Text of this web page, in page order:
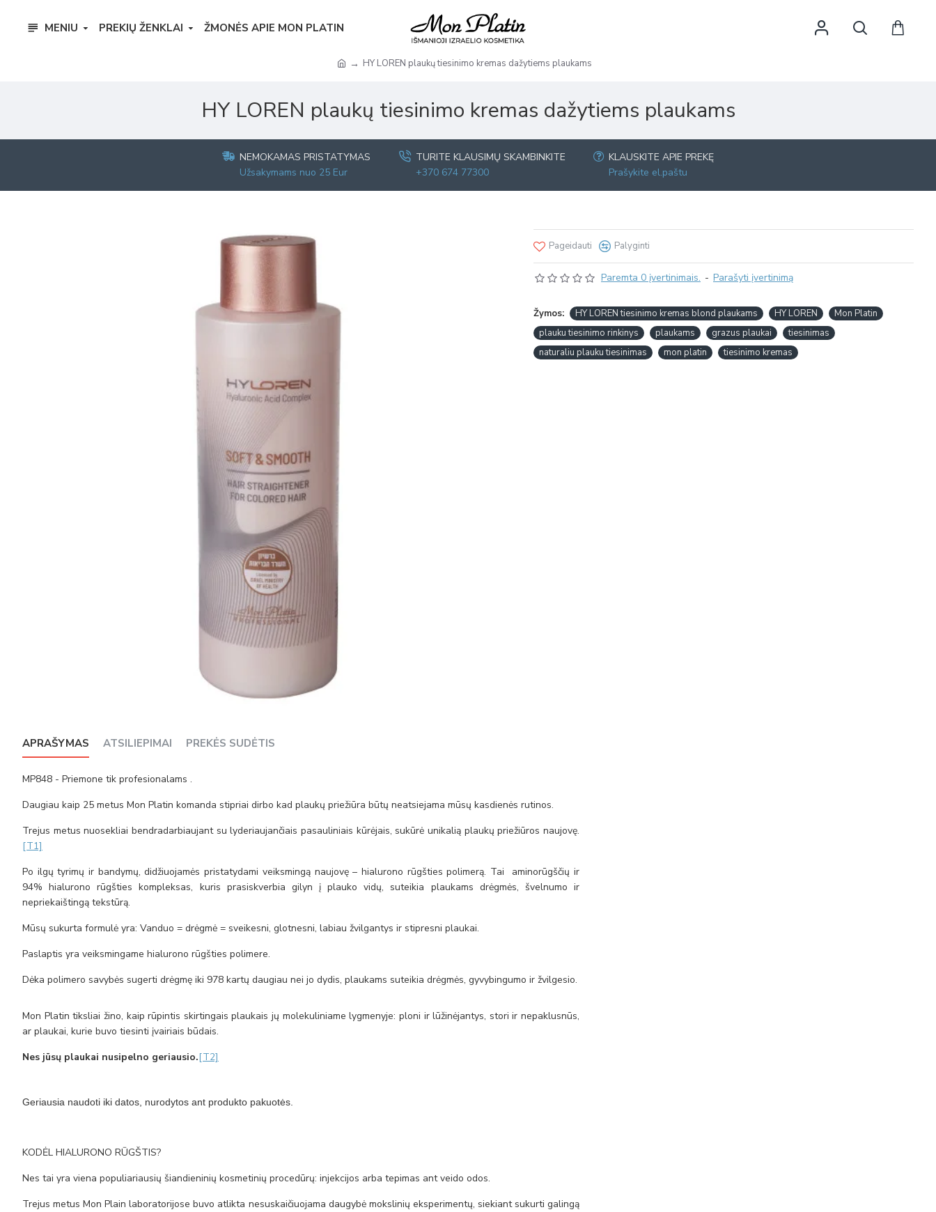
MENIU PREKIŲ ŽENKLAI ŽMONĖS APIE MON PLATIN
HY LOREN plaukų tiesinimo kremas dažytiems plaukams
HY LOREN plaukų tiesinimo kremas dažytiems plaukams
NEMOKAMAS PRISTATYMAS
Užsakymams nuo 25 Eur
TURITE KLAUSIMŲ SKAMBINKITE
+370 674 77300
KLAUSKITE APIE PREKĘ
Prašykite el.paštu
Paremta 0 įvertinimais. - Parašyti įvertinimą
Pageidauti Palyginti
Žymos: HY LOREN tiesinimo kremas blond plaukams HY LOREN
Mon Platin
plauku tiesinimo rinkinys
plaukams grazus plaukai
tiesinimas
naturaliu plauku tiesinimas
mon platin tiesinimo kremas
APRAŠYMAS ATSILIEPIMAI PREKĖS SUDĖTIS
MP848 - Priemone tik profesionalams .
Daugiau kaip 25 metus Mon Platin komanda stipriai dirbo kad plaukų priežiūra būtų neatsiejama mūsų kasdienės rutinos.
Trejus metus nuosekliai bendradarbiaujant su lyderiaujančiais pasauliniais kūrėjais, sukūrė unikalią plaukų priežiūros naujovę.
[T1]
Po ilgų tyrimų ir bandymų, didžiuojamės pristatydami veiksmingą naujovę – hialurono rūgšties polimerą. Tai aminorūgščių ir
94% hialurono rūgštieskompleksas, kuris prasiskverbia gilyn į plauko vidų, suteikia plaukams drėgmės, švelnumo ir
nepriekaištingą tekstūrą.
Mūsų sukurta formulė yra: Vanduo = drėgmė = sveikesni, glotnesni, labiau žvilgantys ir stipresni plaukai.
Paslaptis yra veiksmingame hialurono rūgšties polimere.
Dėka polimero savybės sugerti drėgmę iki 978 kartų daugiau nei jo dydis, plaukams suteikia drėgmės, gyvybingumo ir žvilgesio.
Mon Platin tiksliai žino, kaip rūpintis skirtingais plaukais jų molekuliniame lygmenyje: ploni ir lūžinėjantys, stori ir nepaklusnūs,
ar plaukai, kurie buvo tiesinti įvairiais būdais.
Nes jūsų plaukai nusipelno geriausio.[T2]
Geriausia naudoti iki datos, nurodytos ant produkto pakuotės.
KODĖL HIALURONO RŪGŠTIS?
Nes tai yra viena populiariausių šiandieninių kosmetinių procedūrų: injekcijos arba tepimas ant veido odos.
Trejus metus Mon Plain laboratorijose buvo atlikta nesuskaičiuojama daugybė mokslinių eksperimentų, siekiant sukurti galingą